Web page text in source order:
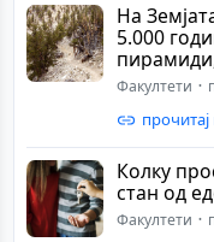
На
5.000
т...
Факултети
Колку
стан од
Факултети